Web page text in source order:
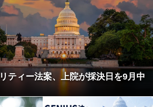
ティー法案、上院が採決日を9月中